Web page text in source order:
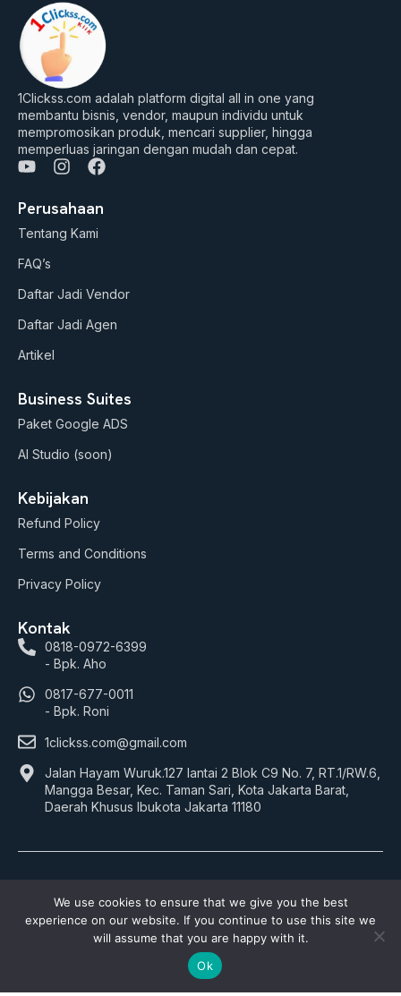
1Clickss.com adalah platform digital all in one yang
membantu bisnis, vendor, maupun individu untuk
mempromosikan produk, mencari supplier, hingga
memperluas jaringan dengan mudah dan cepat.
Y
u
t
u
b
e
I
s
t
a
a
F
c
e
b
k
Perusahaan
Tentang Kami
FAQ’s
Daftar Jadi Vendor
Daftar Jadi Agen
Artikel
Business Suites
Paket Google ADS
AI Studio (soon)
Kebijakan
Refund Policy
Terms and Conditions
Privacy Policy
Kontak
0818-0972-6399
- Bpk. Aho
0817-677-0011
- Bpk. Roni
1clickss.com@gmail.com
Jalan Hayam Wuruk.127 lantai 2 Blok C9 No. 7, RT.1/RW.6,
Mangga Besar, Kec. Taman Sari, Kota Jakarta Barat,
Daerah Khusus Ibukota Jakarta 11180
Payment:
We use cookies to ensure that we give you the best
experience on our website. If you continue to use this site we
will assume that you are happy with it.
Ok